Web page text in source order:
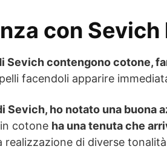
con
Sevich contengono cotone,
facendoli apparire
Sevich, ho notato una buona
cotone ha una tenuta che
di diverse